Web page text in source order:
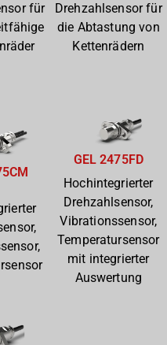
für
Drehzahlsensor für
die Abtastung von
Kettenrädern
GEL 2475FD
Hochintegrierter
Drehzahlsensor,
Vibrationssensor,
Temperatursensor
mit integrierter
Auswertung